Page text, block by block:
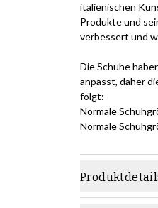
italienischen
Produkte und
verbessert und
Die Schuhe
anpasst, daher
folgt:
Normale
Normale